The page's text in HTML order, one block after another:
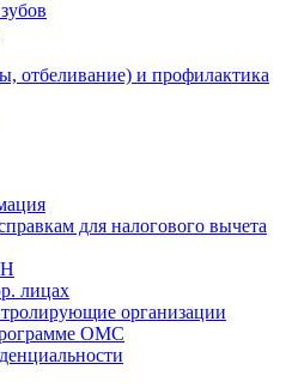
отбеливание) и профилактика
для налогового вычета
лицах
организации
ОМС